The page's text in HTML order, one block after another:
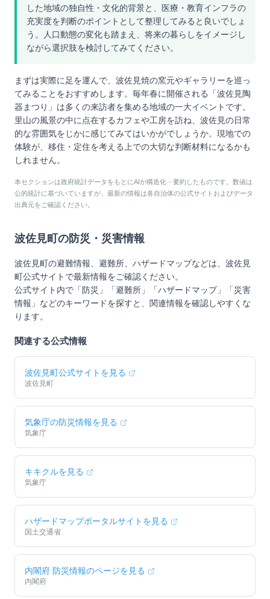
した地域の独自性・文化的背景と、医療・教育インフラの
充実度を判断のポイントとして整理してみると良いでしょ
う。人口動態の変化も踏まえ、将来の暮らしをイメージし
ながら選択肢を検討してみてください。
まずは実際に足を運んで、波佐見焼の窯元やギャラリーを巡っ
てみることをおすすめします。毎年春に開催される「波佐見陶
器まつり」は多くの来訪者を集める地域の一大イベントです。
里山の風景の中に点在するカフェや工房を訪ね、波佐見の日常
的な雰囲気をじかに感じてみてはいかがでしょうか。現地での
体験が、移住・定住を考える上での大切な判断材料になるかも
しれません。
本セクションは政府統計データをもとにAIが構造化・要約したものです。数値は
公的統計に基づいていますが、最新の情報は各自治体の公式サイトおよびデータ
出典元をご確認ください。
波佐見町 の防災・災害情報
波佐見町の避難情報、避難所、ハザードマップなどは、 波佐見
町公式サイトで最新情報をご確認ください。
公式サイト内で「防災」「避難所」「ハザードマップ」「災害
情報」などのキーワードを探すと、関連情報を確認しやすくな
ります。
関連する公式情報
波佐見町公式サイトを見る
波佐見町
気象庁の防災情報を見る
気象庁
キキクルを見る
気象庁
ハザードマップポータルサイトを見る
国土交通省
内閣府 防災情報のページを見る
内閣府